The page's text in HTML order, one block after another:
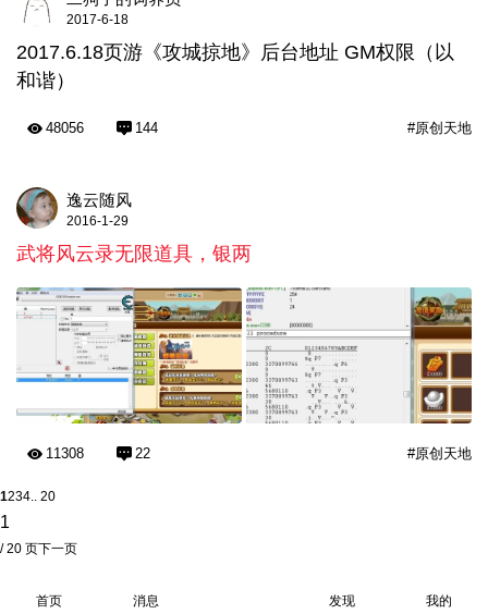
2017-6-18
2017.6.18页游《攻城掠地》后台地址 GM权限（以
和谐）
#原创天地
48056 144
逸云随风
2016-1-29
武将风云录无限道具，银两
#原创天地
11308 22
1234.. 20
/ 20 页下一页
首页 消息 发现 我的